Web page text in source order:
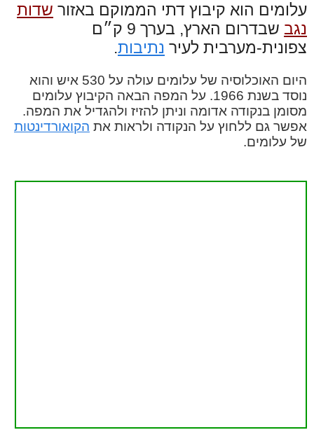
עלומים הוא קיבוץ דתי הממוקם באזור שדות
נגב
שבדרום הארץ, בערך 9 ק״ם
צפונית-מערבית לעיר נתיבות.
היום האוכלוסיה של עלומים עולה על 530 איש והוא
נוסד בשנת 1966. על המפה הבאה הקיבוץ עלומים
מסומן בנקודה אדומה וניתן להזיז ולהגדיל את המפה.
אפשר גם ללחוץ על הנקודה ולראות את הקואורדינטות
של עלומים.